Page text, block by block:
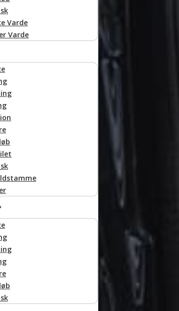
Varde
Varde
muligt.